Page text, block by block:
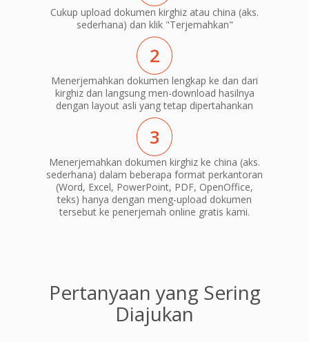
Cukup upload dokumen kirghiz atau china (aks.
sederhana) dan klik "Terjemahkan"
2
Menerjemahkan dokumen lengkap ke dan dari
kirghiz dan langsung men-download hasilnya
dengan layout asli yang tetap dipertahankan
3
Menerjemahkan dokumen kirghiz ke china (aks.
sederhana) dalam beberapa format perkantoran
(Word, Excel, PowerPoint, PDF, OpenOffice,
teks) hanya dengan meng-upload dokumen
tersebut ke penerjemah online gratis kami.
Pertanyaan yang Sering
Diajukan